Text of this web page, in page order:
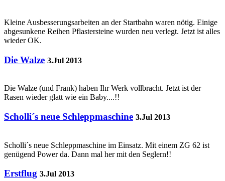
Kleine Ausbesserungsarbeiten an der Startbahn waren nötig. Einige
abgesunkene Reihen Pflastersteine wurden neu verlegt. Jetzt ist alles
wieder OK.
Die Walze 3.Jul 2013
Die Walze (und Frank) haben Ihr Werk vollbracht. Jetzt ist der
Rasen wieder glatt wie ein Baby....!!
Scholli´s neue Schleppmaschine 3.Jul 2013
Scholli´s neue Schleppmaschine im Einsatz. Mit einem ZG 62 ist
genügend Power da. Dann mal her mit den Seglern!!
Erstflug 3.Jul 2013